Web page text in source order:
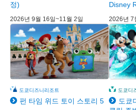
정)
2026년 9월 16일~11월 2일
Disney
2026년 7
도쿄디즈니리조트
펀 타임 위드 토이 스토리 5
도쿄디
도쿄